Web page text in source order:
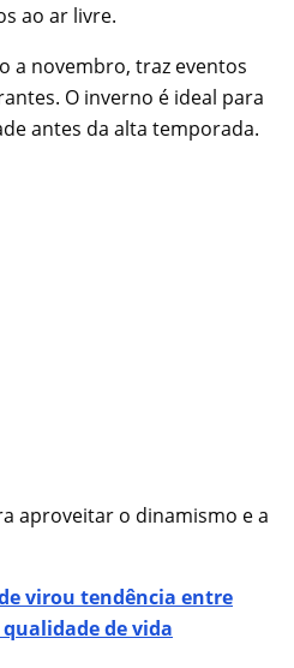
ao ar livre.
a novembro, traz eventos
O inverno é ideal para
antes da alta temporada.
aproveitar o dinamismo e a
virou tendência entre
de vida